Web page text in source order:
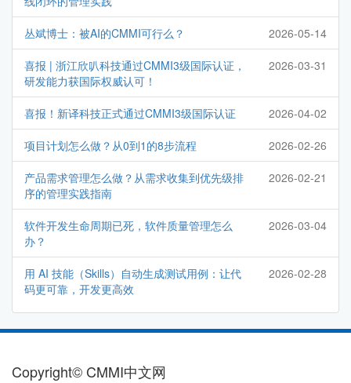
丛斌博士：被AI的CMMI可行么？ 2026-05-14
喜报 | 浙江欣叭科技通过CMMI3级国际认证，
研发能力获国际权威认可！
2026-03-31
喜报！新译科技正式通过CMMI3级国际认证 2026-04-02
项目计划怎么做？从0到1的8步流程 2026-02-26
产品需求管理怎么做？从需求收集到优先级排
序的管理实践指南
2026-02-21
软件开发生命周期已死，软件质量管理怎么
办？
2026-03-04
用 AI 技能（Skills）自动生成测试用例：让代
码更可靠，开发更高效
2026-02-28
Copyright© CMMI中文网